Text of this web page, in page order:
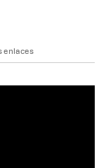
enlaces